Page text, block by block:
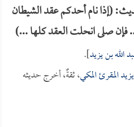
(إذا نام أحدكم عقد الشيطان
صلى انحلت العقد كلها ...)
الله بن يزيد].
المقرئ المكي، ثقةٌ، أخرج حديثه